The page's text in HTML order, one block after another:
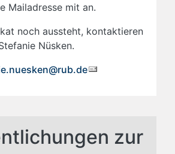
Mailadresse mit an.
noch aussteht, kontaktieren
Nüsken.
zur